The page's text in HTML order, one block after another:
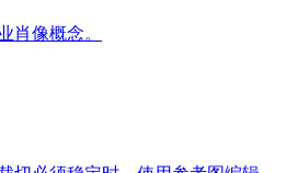
肖像概念。